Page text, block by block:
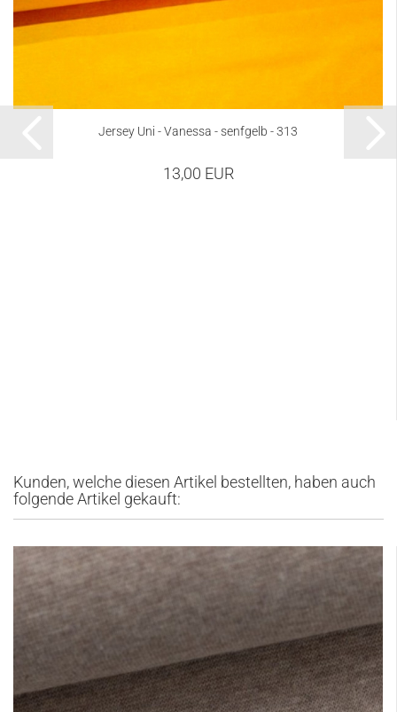
Jersey Uni - Vanessa - senfgelb - 313
13,00 EUR
Kunden, welche diesen Artikel bestellten, haben auch
folgende Artikel gekauft: